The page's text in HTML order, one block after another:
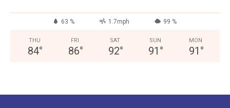
63 % 1.7mph 99 %
THU
84°
FRI
86°
SAT
92°
SUN
91 °
MON
91 °